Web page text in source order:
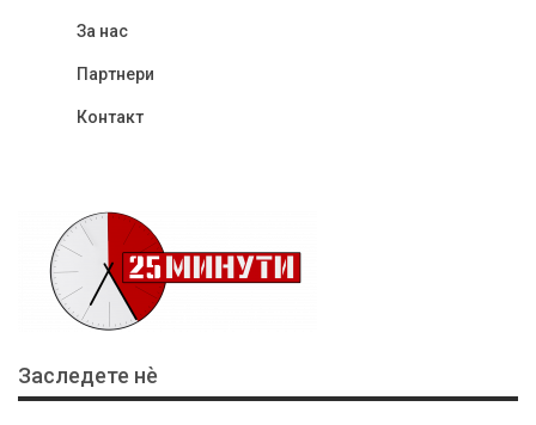
За нас
Партнери
Контакт
Заследете нѐ